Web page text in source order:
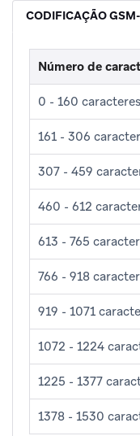
CODIFICAÇÃO
Número de
0 - 160 caracteres
161 - 306
307 - 459
460 - 612
613 - 765
766 - 918
919 - 1071
1072 - 1224
1225 - 1377
1378 - 1530